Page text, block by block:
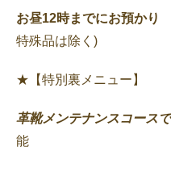
お昼12時までにお預かり
特殊品は除く)
★【特別裏メニュー】
革靴メンテナンスコース
能